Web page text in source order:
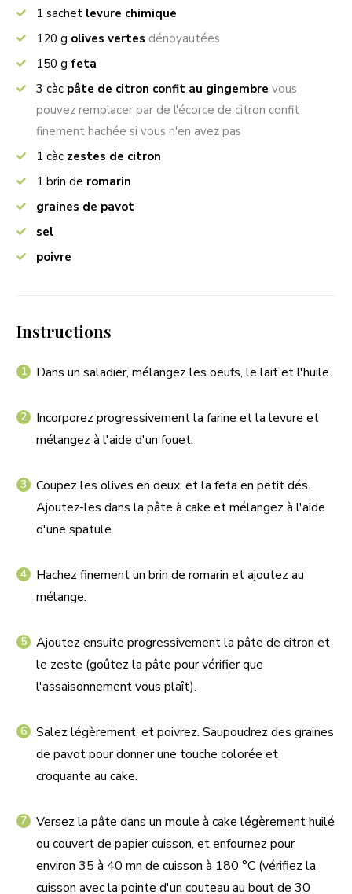
1 sachet levure chimique
120 g olives vertes dénoyautées
150 g feta
3 càc pâte de citron confit au gingembre vous
pouvez remplacer par de l'écorce de citron confit
finement hachée si vous n'en avez pas
1 càc zestes de citron
1 brin de romarin
graines de pavot
sel
poivre
Instructions
Dans un saladier, mélangez les oeufs, le lait et l'huile.
Incorporez progressivement la farine et la levure et
mélangez à l'aide d'un fouet.
Coupez les olives en deux, et la feta en petit dés.
Ajoutez-les dans la pâte à cake et mélangez à l'aide
d'une spatule.
Hachez finement un brin de romarin et ajoutez au
mélange.
Ajoutez ensuite progressivement la pâte de citron et
le zeste (goûtez la pâte pour vérifier que
l'assaisonnement vous plaît).
Salez légèrement, et poivrez. Saupoudrez des graines
de pavot pour donner une touche colorée et
croquante au cake.
Versez la pâte dans un moule à cake légèrement huilé
ou couvert de papier cuisson, et enfournez pour
environ 35 à 40 mn de cuisson à 180 °C (vérifiez la
cuisson avec la pointe d'un couteau au bout de 30